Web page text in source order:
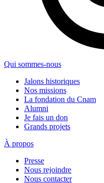
Qui sommes-nous
Jalons historiques
Nos missions
La fondation du Cnam
Alumni
Je fais un don
Grands projets
À propos
Presse
Nous rejoindre
Nous contacter